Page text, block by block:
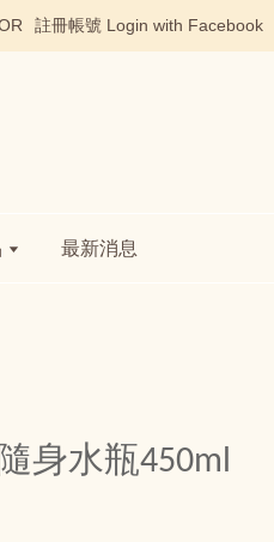
註冊帳號 Login with Facebook
最新消息
身水瓶450ml